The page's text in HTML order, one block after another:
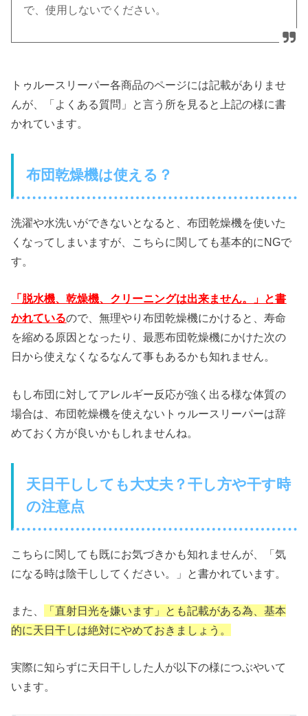
で、使用しないでください。
トゥルースリーパー各商品のページには記載がありませ
んが、「よくある質問」と言う所を見ると上記の様に書
かれています。
布団乾燥機は使える？
洗濯や水洗いができないとなると、布団乾燥機を使いた
くなってしまいますが、こちらに関しても基本的にNGで
す。
「脱水機、乾燥機、クリーニングは出来ません。」と書
かれているので、無理やり布団乾燥機にかけると、寿命
を縮める原因となったり、最悪布団乾燥機にかけた次の
日から使えなくなるなんて事もあるかも知れません。
もし布団に対してアレルギー反応が強く出る様な体質の
場合は、布団乾燥機を使えないトゥルースリーパーは辞
めておく方が良いかもしれませんね。
天日干ししても大丈夫？干し方や干す時
の注意点
こちらに関しても既にお気づきかも知れませんが、「気
になる時は陰干ししてください。」と書かれています。
また、
「直射日光を嫌います」とも記載がある為、基本
的に天日干しは絶対にやめておきましょう。
実際に知らずに天日干しした人が以下の様につぶやいて
います。